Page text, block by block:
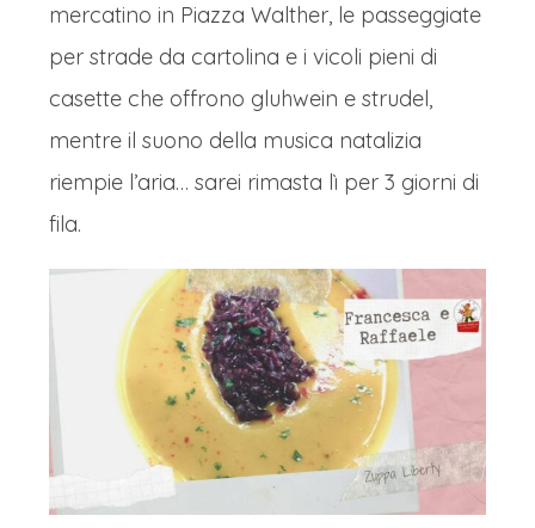
mercatino in Piazza Walther, le passeggiate
per strade da cartolina e i vicoli pieni di
casette che offrono gluhwein e strudel,
mentre il suono della musica natalizia
riempie l’aria… sarei rimasta lì per 3 giorni di
fila.